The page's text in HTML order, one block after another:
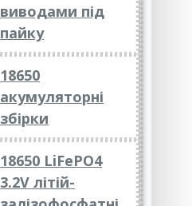
виводами під
пайку
18650
акумуляторні
збірки
18650 LiFePO4
3.2V літій-